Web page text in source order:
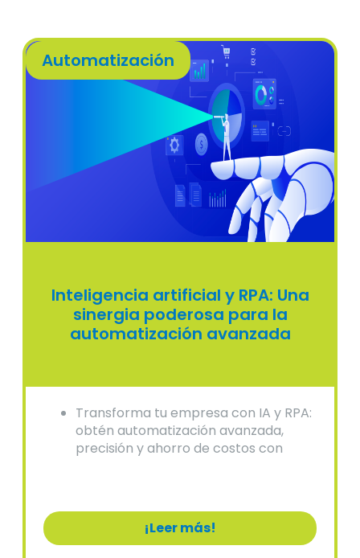
Automatización
Inteligencia artificial y RPA: Una
sinergia poderosa para la
automatización avanzada
Transforma tu empresa con IA y RPA:
obtén automatización avanzada,
precisión y ahorro de costos con
¡Leer más!